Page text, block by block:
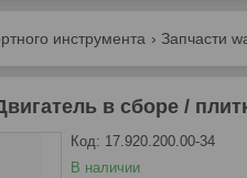
инструмента Запчасти
в сборе /
В наличии
Код: 17.920.200.00-34